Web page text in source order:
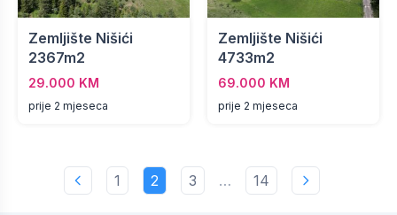
Zemljište Nišići
2367m2
29.000 KM
prije 2 mjeseca
Zemljište Nišići
4733m2
69.000 KM
prije 2 mjeseca
1 2 3 … 14